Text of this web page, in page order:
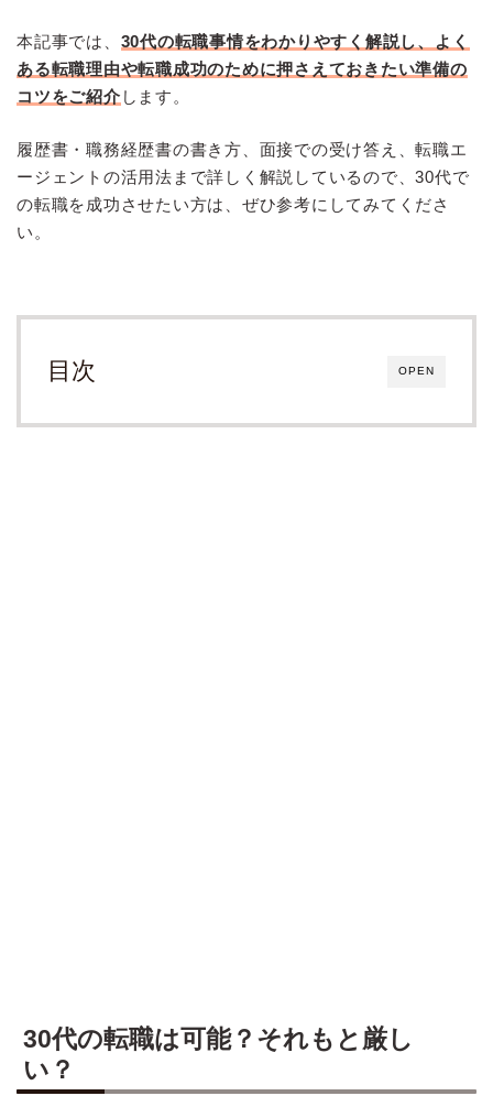
本記事では、 30代の転職事情をわかりやすく解説し、よく
ある転職理由や転職成功のために押さえておきたい準備の
コツをご紹介 します。
履歴書・職務経歴書の書き方、面接での受け答え、転職エ
ージェントの活用法まで詳しく解説しているので、30代で
の転職を成功させたい方は、ぜひ参考にしてみてくださ
い。
OPEN
目次
30代の転職は可能？それもと厳し
い？